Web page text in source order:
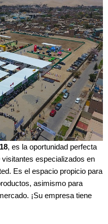
, es la oportunidad perfecta
especializados en
Es el espacio propicio para
asimismo para
¡Su empresa tiene